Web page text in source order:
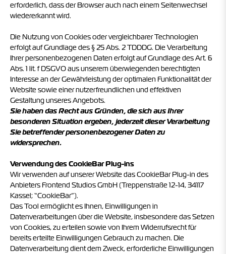
erforderlich, dass der Browser auch nach einem Seitenwechsel
wiedererkannt wird.
Die Nutzung von Cookies oder vergleichbarer Technologien
erfolgt auf Grundlage des § 25 Abs. 2 TDDDG. Die Verarbeitung
Ihrer personenbezogenen Daten erfolgt auf Grundlage des Art. 6
Abs. 1 lit. f DSGVO aus unserem überwiegenden berechtigten
Interesse an der Gewährleistung der optimalen Funktionalität der
Website sowie einer nutzerfreundlichen und effektiven
Gestaltung unseres Angebots.
Sie haben das Recht aus Gründen, die sich aus Ihrer
besonderen Situation ergeben, jederzeit dieser Verarbeitung
Sie betreffender personenbezogener Daten zu
widersprechen.
Verwendung des CookieBar Plug-ins
Wir verwenden auf unserer Website das CookieBar Plug-in des
Anbieters Frontend Studios GmbH (Treppenstraße 12-14, 34117
Kassel; “CookieBar”).
Das Tool ermöglicht es Ihnen, Einwilligungen in
Datenverarbeitungen über die Website, insbesondere das Setzen
von Cookies, zu erteilen sowie von Ihrem Widerrufsrecht für
bereits erteilte Einwilligungen Gebrauch zu machen. Die
Datenverarbeitung dient dem Zweck, erforderliche Einwilligungen